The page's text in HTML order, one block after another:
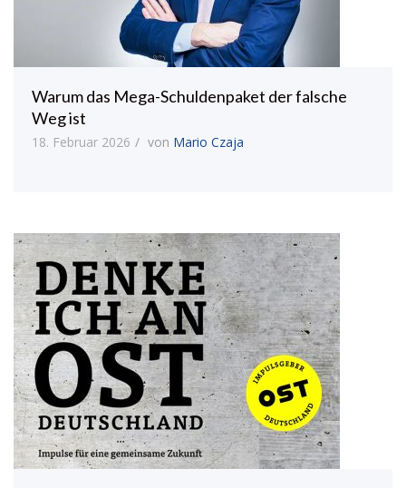
Warum das Mega-Schuldenpaket der falsche
Weg ist
18. Februar 2026 von Mario Czaja